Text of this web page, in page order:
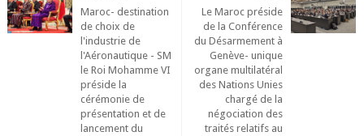
Le Maroc préside
de la Conférence
du Désarmement à
Genève- unique
organe multilatéral
des Nations Unies
chargé de la
négociation des
traités relatifs au
Maroc- destination
de choix de
l'industrie de
l'Aéronautique - SM
le Roi Mohamme VI
préside la
cérémonie de
présentation et de
lancement du